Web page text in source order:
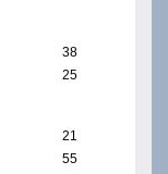
38
25
21
55